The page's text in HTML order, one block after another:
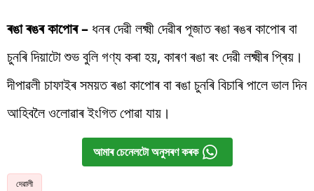
ৰঙা ৰঙৰ কাপোৰ – ধনৰ দেৱী লক্ষ্মী দেৱীৰ পূজাত ৰঙা ৰঙৰ কাপোৰ বা
চুনৰি দিয়াটো শুভ বুলি গণ্য কৰা হয়, কাৰণ ৰঙা ৰং দেৱী লক্ষ্মীৰ প্ৰিয়।
দীপাৱলী চাফাইৰ সময়ত ৰঙা কাপোৰ বা ৰঙা চুনৰি বিচাৰি পালে ভাল দিন
আহিবলৈ ওলোৱাৰ ইংগিত পোৱা যায়।
আমাৰ চেনেলটো অনুসৰণ কৰক
দেৱালী